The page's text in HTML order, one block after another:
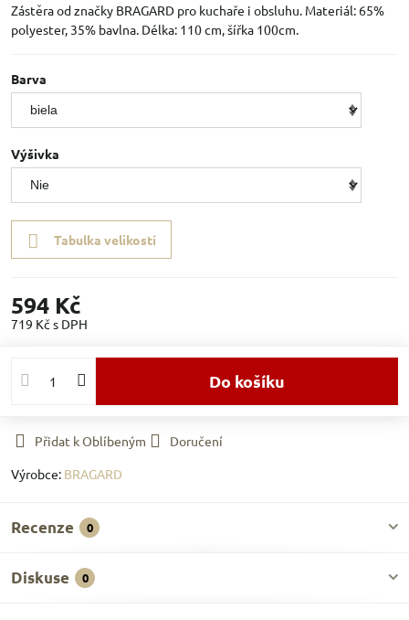
Zástěra od značky BRAGARD pro kuchaře i obsluhu. Materiál: 65%
polyester, 35% bavlna. Délka: 110 cm, šířka 100cm.
Barva
Výšivka
Tabulka velikostí
594 Kč
719 Kč s DPH
Do košíku
Přidat k Oblíbeným
Doručení
Výrobce: BRAGARD
Recenze 0
Diskuse 0